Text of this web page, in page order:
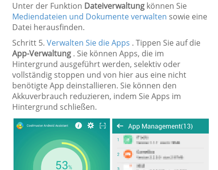
Unter der Funktion Dateiverwaltung können Sie
Mediendateien und Dokumente verwalten sowie eine
Datei herausfinden.
Schritt 5. Verwalten Sie die Apps . Tippen Sie auf die
App-Verwaltung . Sie können Apps, die im
Hintergrund ausgeführt werden, selektiv oder
vollständig stoppen und von hier aus eine nicht
benötigte App deinstallieren. Sie können den
Akkuverbrauch reduzieren, indem Sie Apps im
Hintergrund schließen.